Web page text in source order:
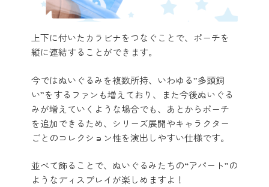
上下に付いたカラビナをつなぐことで、ポーチを
縦に連結することができます。
今ではぬいぐるみを複数所持、いわゆる”多頭飼
い”をするファンも増えており、また今後ぬいぐる
みが増えていくような場合でも、あとからポーチ
を追加できるため、シリーズ展開やキャラクター
ごとのコレクション性を演出しやすい仕様です。
並べて飾ることで、ぬいぐるみたちの“アパート”の
ようなディスプレイが楽しめますよ！